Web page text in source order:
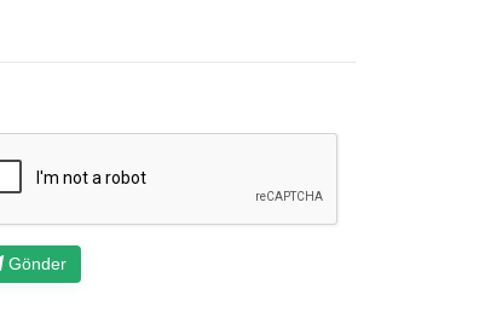
Gönder